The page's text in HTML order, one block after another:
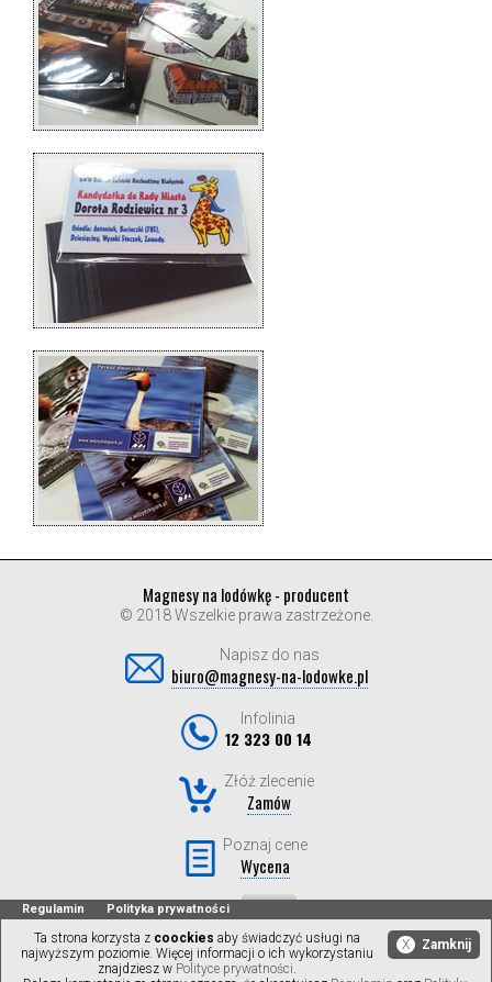
Magnesy na lodówkę - producent
© 2018 Wszelkie prawa zastrzeżone.
Napisz do nas
biuro@magnesy-na-lodowke.pl
Infolinia
12 323 00 14
Złóż zlecenie
Zamów
Poznaj cene
Wycena
Regulamin Polityka prywatności
X Zamknij
Ta strona korzysta z coockies aby świadczyć usługi na
najwyższym poziomie. Więcej informacji o ich wykorzystaniu
znajdziesz w Polityce prywatności.